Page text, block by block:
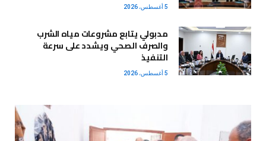
5 أغسطس، 2026
مدبولي يتابع مشروعات مياه الشرب
والصرف الصحي ويشدد على سرعة
التنفيذ
5 أغسطس، 2026